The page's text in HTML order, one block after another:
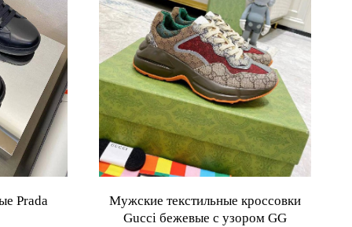
Prada
Мужские текстильные кроссовки
Gucci бежевые с узором GG